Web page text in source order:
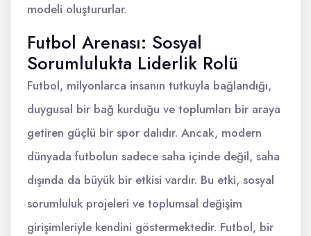
modeli oluştururlar.
Futbol Arenası: Sosyal
Sorumlulukta Liderlik Rolü
Futbol, milyonlarca insanın tutkuyla bağlandığı,
duygusal bir bağ kurduğu ve toplumları bir araya
getiren güçlü bir spor dalıdır. Ancak, modern
dünyada futbolun sadece saha içinde değil, saha
dışında da büyük bir etkisi vardır. Bu etki, sosyal
sorumluluk projeleri ve toplumsal değişim
girişimleriyle kendini göstermektedir. Futbol, bir